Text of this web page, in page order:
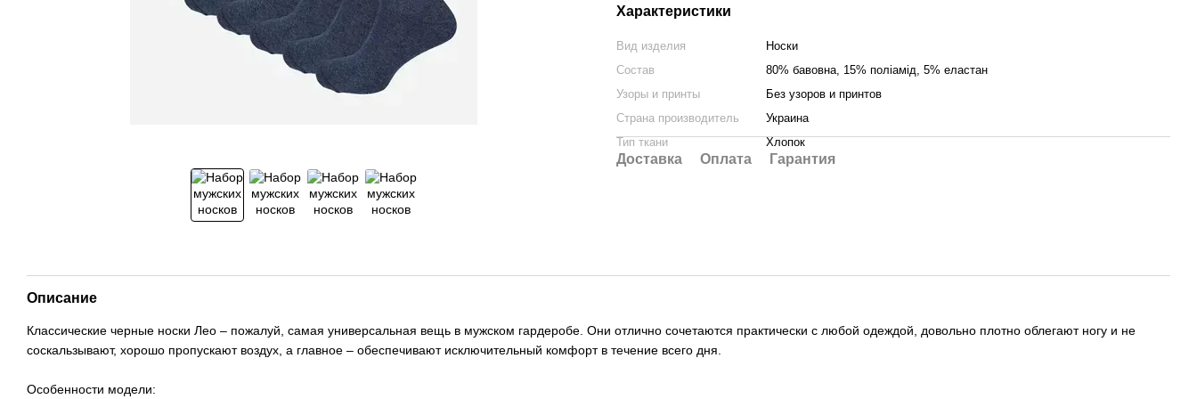
Характеристики
Вид изделия
Носки
Состав
80% бавовна, 15% поліамід, 5% еластан
Узоры и принты
Без узоров и принтов
Страна производитель
Украина
Тип ткани
Хлопок
Доставка Оплата Гарантия
Описание
Классические черные носки Лео – пожалуй, самая универсальная вещь в мужском гардеробе. Они отлично сочетаются практически с любой одеждой, довольно плотно облегают ногу и не
соскальзывают, хорошо пропускают воздух, а главное – обеспечивают исключительный комфорт в течение всего дня.
Особенности модели: